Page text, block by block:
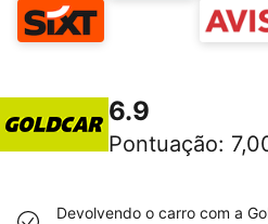
6.9
Pontuação:
Devolvendo o carro com a